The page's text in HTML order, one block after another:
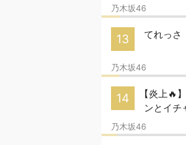
乃木坂46
13 てれっさ
乃木坂46
14
【炎上🔥
ンとイチ
乃木坂46